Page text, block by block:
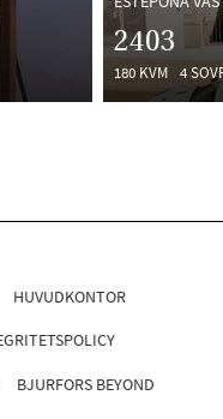
2403
180 KVM 4
HUVUDKONTOR
BJURFORS BEYOND